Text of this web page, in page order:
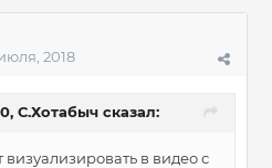
2018
С.Хотабыч сказал:
визуализировать в видео с